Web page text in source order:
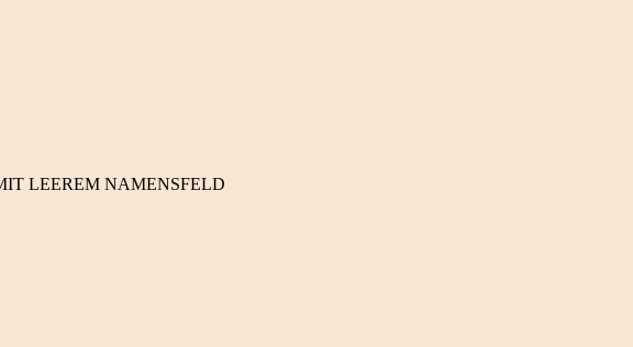
LEEREM NAMENSFELD